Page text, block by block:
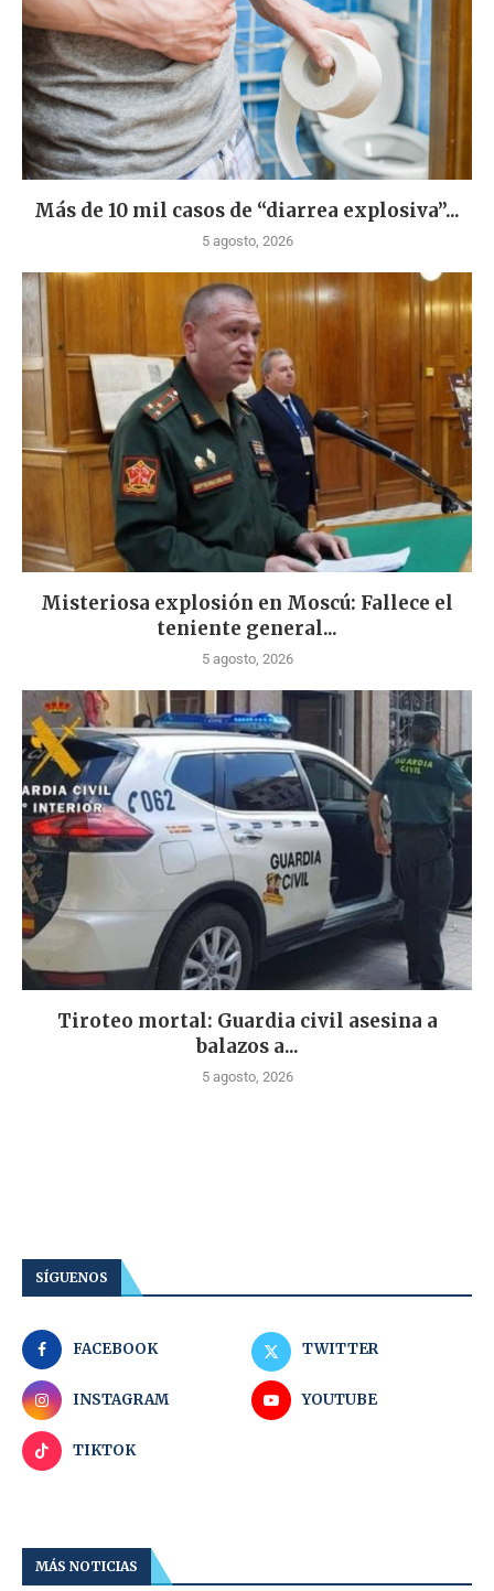
Más de 10 mil casos de “diarrea explosiva”...
5 agosto, 2026
Misteriosa explosión en Moscú: Fallece el
teniente general...
5 agosto, 2026
Tiroteo mortal: Guardia civil asesina a
balazos a...
5 agosto, 2026
SÍGUENOS
FACEBOOK TWITTER
INSTAGRAM YOUTUBE
TIKTOK
MÁS NOTICIAS